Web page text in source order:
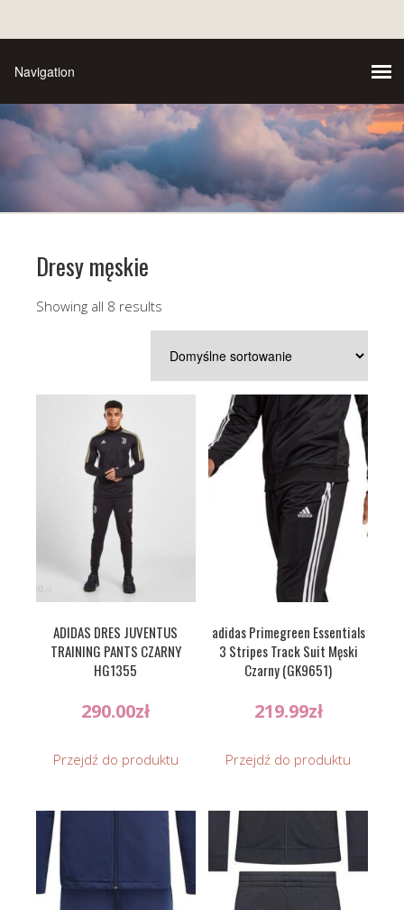
Dresy męskie
Showing all 8 results
ADIDAS DRES JUVENTUS
TRAINING PANTS CZARNY
HG1355
290.00zł
Przejdź do produktu
adidas Primegreen Essentials
3 Stripes Track Suit Męski
Czarny (GK9651)
219.99zł
Przejdź do produktu